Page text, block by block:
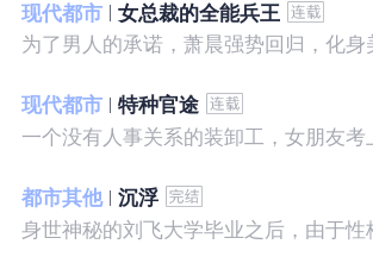
现代都市
女总裁的全能兵王
现代都市
特种官途
都市其他
沉浮